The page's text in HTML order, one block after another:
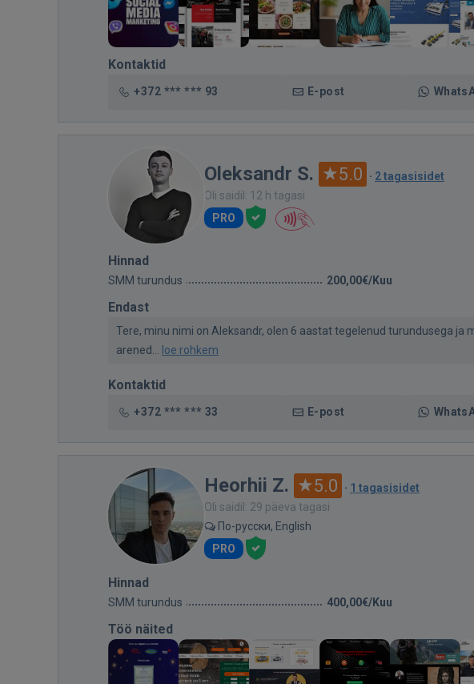
Kontaktid
+372 *** *** 93 E-post
Oleksandr S. 5.0 · 2 tagasisidet
Oli saidil: 12 h tagasi
PRO
Hinnad
SMM turundus 200,00€/Kuu
Endast
Tere, minu nimi on Aleksandr, olen 6 aastat tegelenud turundusega ja
arened...
loe rohkem
Kontaktid
+372 *** *** 33 E-post
Heorhii Z. 5.0 · 1 tagasisidet
Oli saidil: 29 päeva tagasi
По-русски, English
PRO
Hinnad
SMM turundus 400,00€/Kuu
Töö näited